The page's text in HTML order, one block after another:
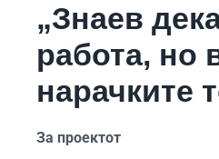
„Знаев
работа, но
нарачките
За проектот